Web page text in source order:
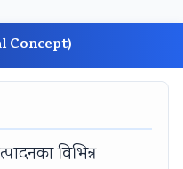
Concept)
विभिन्न